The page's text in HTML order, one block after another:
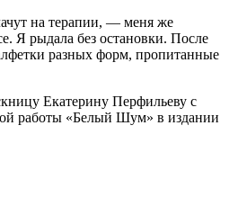
на терапии, — меня же
Я рыдала без остановки. После
разных форм, пропитанные
Екатерину Перфильеву с
работы «Белый Шум» в издании